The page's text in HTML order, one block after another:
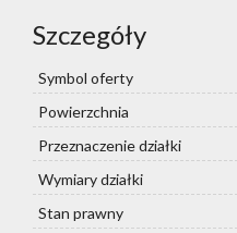
Szczegóły
Symbol oferty
Powierzchnia
Przeznaczenie działki
Wymiary działki
Stan prawny